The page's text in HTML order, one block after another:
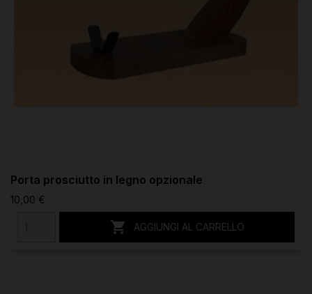
Porta prosciutto in legno opzionale
10,00 €
 AGGIUNGI AL CARRELLO